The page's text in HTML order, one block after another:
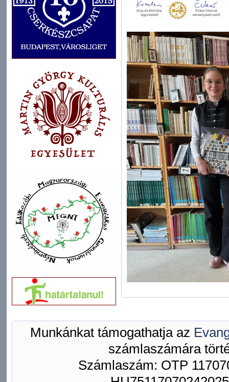
Munkánkat támogathatja az
számlaszámára
Számlaszám: OTP